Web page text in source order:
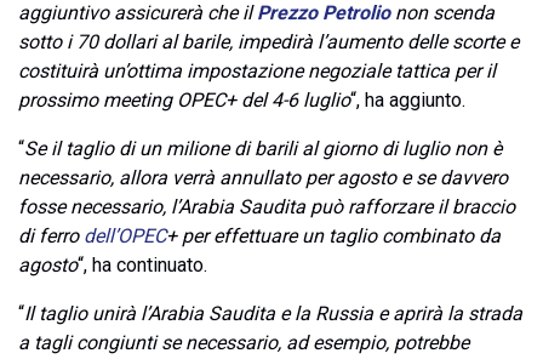
aggiuntivo assicurerà che ilPrezzo Petrolio non scenda
sotto i 70 dollari al barile, impedirà l’aumento delle scorte e
costituirà un’ottima impostazione negoziale tattica per il
prossimo meeting OPEC+ del 4-6 luglio“, ha aggiunto.
“Se il taglio di un milione di barili al giorno di luglio non è
necessario, allora verrà annullato per agosto e se davvero
fosse necessario, l’Arabia Saudita può rafforzare il braccio
di ferro dell’OPEC+ per effettuare un taglio combinato da
agosto“, ha continuato.
“Il taglio unirà l’Arabia Saudita e la Russia e aprirà la strada
a tagli congiunti se necessario, ad esempio, potrebbe